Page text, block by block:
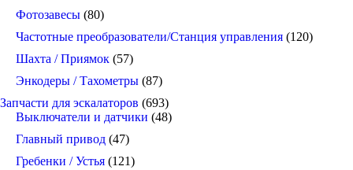
Фотозавесы (80)
Частотные преобразователи/Станция управления (120)
Шахта / Приямок (57)
Энкодеры / Тахометры (87)
Запчасти для эскалаторов (693)
Выключатели и датчики (48)
Главный привод (47)
Гребенки / Устья (121)